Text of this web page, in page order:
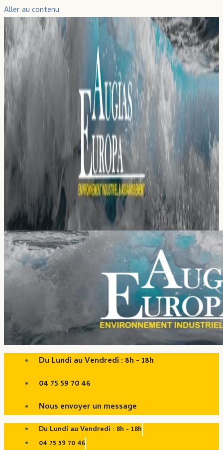
Aller au contenu
Du Lundi au Vendredi : 8h - 18h
04 75 59 70 46
Nous envoyer un message
Du Lundi au Vendredi : 8h - 18h
04 75 59 70 46